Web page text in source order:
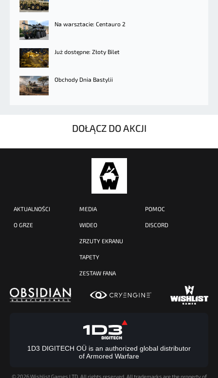
Na warsztacie: Centauro 2
Już dostępne: Złoty Bilet
Obchody Dnia Bastylii
DOŁĄCZ DO AKCJI
AKTUALNOŚCI
O GRZE
MEDIA
WIDEO
ZRZUTY EKRANU
TAPETY
ZESTAW FANA
POMOC
DISCORD
1D3 DIGITECH OÜ is an authorized global distributor
of Armored Warfare
© 2026 Wishlist Games LTD. All rights reserved. All trademarks are the property of